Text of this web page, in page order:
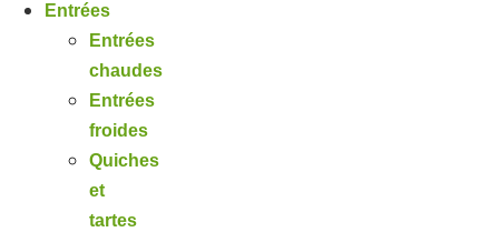
Entrées
Entrées
chaudes
Entrées
froides
Quiches
et
tartes